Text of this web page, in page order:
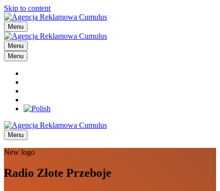
Skip to content
Menu
Menu
Menu
Menu
New logo
Radio Złote Przeboje